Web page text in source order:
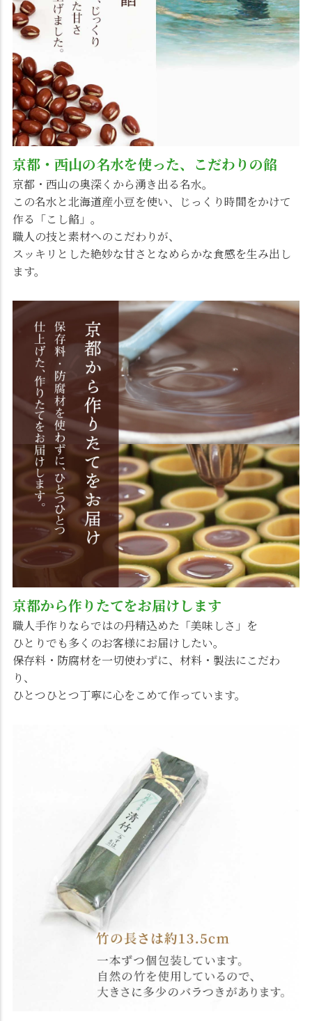
京都・西山の名水を使った、こだわりの餡
京都・西山の奥深くから湧き出る名水。
この名水と北海道産小豆を使い、じっくり時間をかけて
作る「こし餡」。
職人の技と素材へのこだわりが、
スッキリとした絶妙な甘さとなめらかな食感を生み出し
ます。
京都から作りたてをお届けします
職人手作りならではの丹精込めた「美味しさ」を
ひとりでも多くのお客様にお届けしたい。
保存料・防腐材を一切使わずに、材料・製法にこだわ
り、
ひとつひとつ丁寧に心をこめて作っています。